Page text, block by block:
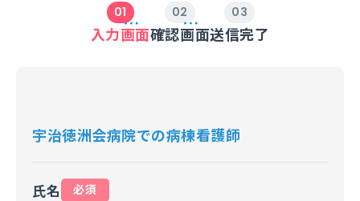
入力画面確認画面送信完了
宇治徳洲会病院での病棟看護師
氏名 必須